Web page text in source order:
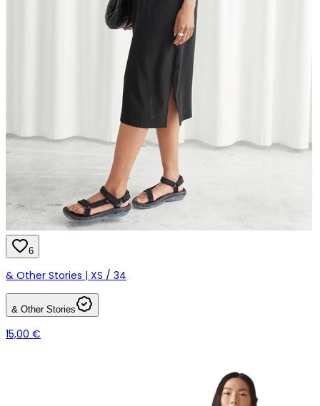
6
& Other Stories | XS / 34
& Other Stories
15,00 €